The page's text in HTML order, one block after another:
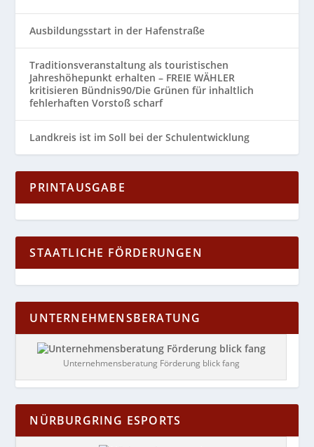
Ausbildungsstart in der Hafenstraße
Traditionsveranstaltung als touristischen
Jahreshöhepunkt erhalten – FREIE WÄHLER
kritisieren Bündnis90/Die Grünen für inhaltlich
fehlerhaften Vorstoß scharf
Landkreis ist im Soll bei der Schulentwicklung
PRINTAUSGABE
STAATLICHE FÖRDERUNGEN
UNTERNEHMENSBERATUNG
Unternehmensberatung Förderung blick fang
NÜRBURGRING ESPORTS